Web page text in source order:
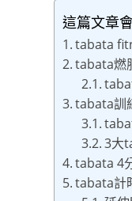
這篇文章
tabata
tabata燃
tabata訓
3大
tabata 4
tabata計